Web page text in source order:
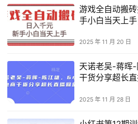
游戏全自动搬
手小白当天上
2025 年 11 月 20 日
天诺老吴-蒋晖
干货分享超长
2025 年 11 月 28 日